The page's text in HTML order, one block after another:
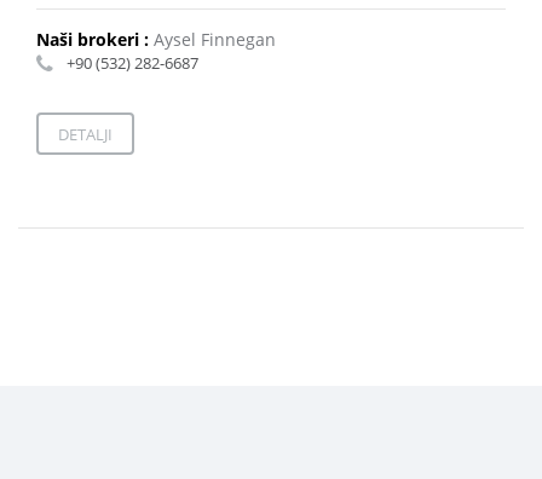
Naši brokeri : Aysel Finnegan
+90 (532) 282-6687
DETALJI